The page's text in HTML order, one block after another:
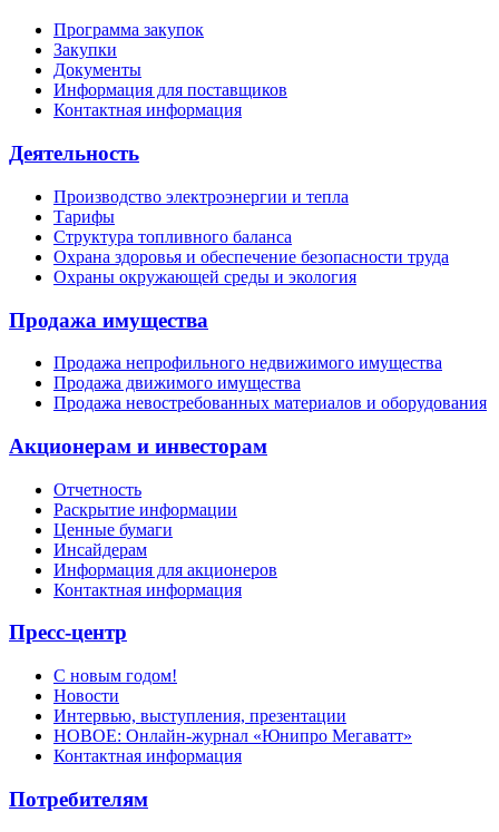
Программа закупок
Закупки
Документы
Информация для поставщиков
Контактная информация
Деятельность
Производство электроэнергии и тепла
Тарифы
Структура топливного баланса
Охрана здоровья и обеспечение безопасности труда
Охраны окружающей среды и экология
Продажа имущества
Продажа непрофильного недвижимого имущества
Продажа движимого имущества
Продажа невостребованных материалов и оборудования
Акционерам и инвесторам
Отчетность
Раскрытие информации
Ценные бумаги
Инсайдерам
Информация для акционеров
Контактная информация
Пресс-центр
С новым годом!
Новости
Интервью, выступления, презентации
НОВОЕ: Онлайн-журнал «Юнипро Мегаватт»
Контактная информация
Потребителям